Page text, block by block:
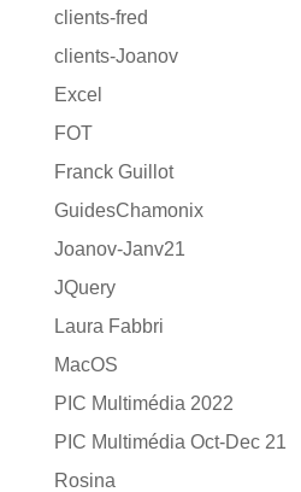
clients-fred
clients-Joanov
Excel
FOT
Franck Guillot
GuidesChamonix
Joanov-Janv21
JQuery
Laura Fabbri
MacOS
PIC Multimédia 2022
PIC Multimédia Oct-Dec 21
Rosina